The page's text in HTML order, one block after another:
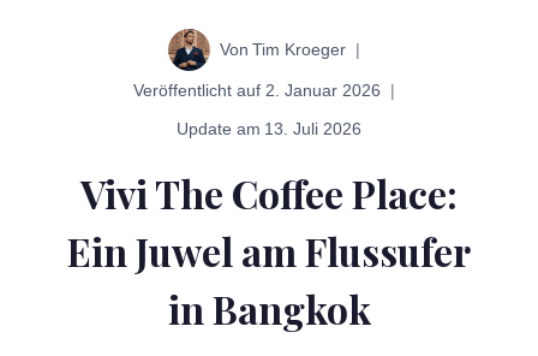
Von Tim Kroeger
Veröffentlicht auf 2. Januar 2026
Update am 13. Juli 2026
Vivi The Coffee Place:
Ein Juwel am Flussufer
in Bangkok